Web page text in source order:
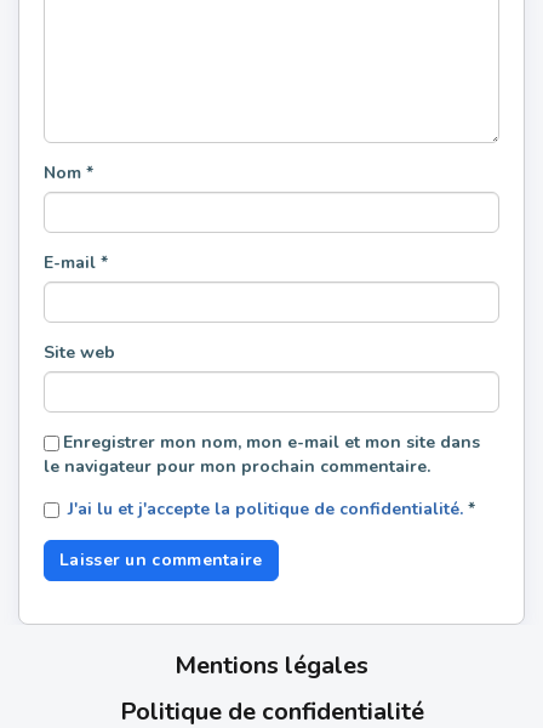
Nom *
E-mail *
Site web
Enregistrer mon nom, mon e-mail et mon site dans
le navigateur pour mon prochain commentaire.
J'ai lu et j'accepte la politique de confidentialité. *
Mentions légales
Politique de confidentialité